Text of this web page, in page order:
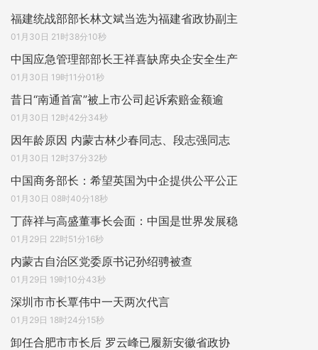
福建统战部部长林文斌当选为福建省政协副主
01月30日 21时38分10秒
中国应急管理部部长王祥喜缺席央企安全生产
01月30日 19时11分01秒
昔日“南通首富”被上市公司起诉索赔金额逾
01月30日 12时42分34秒
因年龄原因 内蒙古林少春同志、段志强同志
01月30日 12时37分32秒
中国商务部长：希望英国为中企提供公平公正
01月30日 08时40分18秒
丁薛祥与高盛董事长会面：中国是世界发展稳
01月29日 22时51分16秒
内蒙古自治区党委原书记孙绍骋被查
01月29日 19时10分43秒
深圳市市长覃伟中一天两次代言
01月29日 18时24分15秒
卸任合肥市市长后 罗云峰已履新安徽省政协